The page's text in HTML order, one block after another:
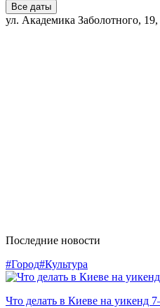
Все даты
ул. Академика Заболотного, 19,
Последние новости
#Город#Культура
Что делать в Киеве на уикенд